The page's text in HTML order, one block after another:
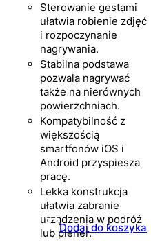
Sterowanie gestami
ułatwia robienie zdjęć
i rozpoczynanie
nagrywania.
Stabilna podstawa
pozwala nagrywać
także na nierównych
powierzchniach.
Kompatybilność z
większością
smartfonów iOS i
Android przyspiesza
pracę.
Lekka konstrukcja
ułatwia zabranie
urządzenia w podróż
lub plener.
Dodaj do koszyka